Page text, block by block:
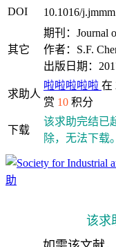
DOI
10.1016/
其它
期刊：Journal
作者：S.F.
出版日期：
求助人
啦啦啦啦啦 在
赏 10 积分
下载
该求助完结已
除，无法下载。
助
该求